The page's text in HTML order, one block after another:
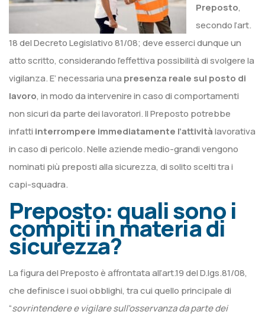
Preposto,
secondo l’art.
18 del Decreto Legislativo 81/08; deve esserci dunque un
atto scritto, considerando l’effettiva possibilità di svolgere la
vigilanza. E’ necessaria una presenza reale sul posto di
lavoro, in modo da intervenire in caso di comportamenti
non sicuri da parte dei lavoratori. Il Preposto potrebbe
infatti interrompere immediatamente l’attivitàlavorativa
in caso di pericolo. Nelle aziende medio-grandi vengono
nominati più preposti alla sicurezza, di solito scelti tra i
capi-squadra.
Preposto: quali sono i
compiti in materia di
sicurezza?
La figura del Preposto è affrontata all’art.19 del D.lgs.81/08,
che definisce i suoi obblighi, tra cui quello principale di
“sovrintendere e vigilare sull’osservanza da parte dei